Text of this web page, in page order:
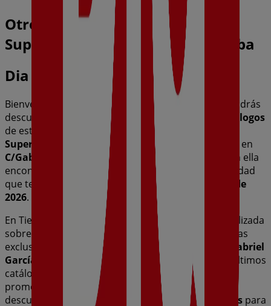
Otros negocios de Hiper-
Supermercados en Collado Villalba
Dia
Bienvenido a la tienda de
en Tiendeo, donde podrás
descubrir las mejores
ofertas
catálogos
de esta destacada marca del sector de
Supermercados
. Nuestra tienda física está ubicada en
C/Gabriel García Márquez,6
, y en ella
encontrarás una amplia gama de productos de calidad
que te permitirán ahorrar durante todo el
agosto de
2026.
En Tiendeo te ofrecemos toda la información actualizada
sobre
, como los horarios de apertura, las ofertas
exclusivas y la ubicación exacta de la tienda en
C/Gabriel
García Márquez,6
. Además, tendrás acceso a los últimos
catálogos de
, donde podrás descubrir las
promociones más recientes y aprovechar grandes
descuentos en productos de
Hiper-Supermercados para